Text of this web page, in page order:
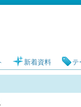
市図書館 蔵書検索・予
新着資料 テ